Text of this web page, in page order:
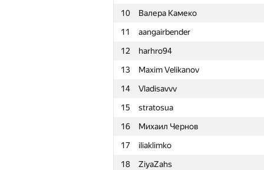
10
Валера Камеко
11
aangairbender
12
harhro94
13
Maxim Velikanov
14
Vladisavvv
15
stratosua
16
Михаил Чернов
17
iliaklimko
18
ZiyaZahs